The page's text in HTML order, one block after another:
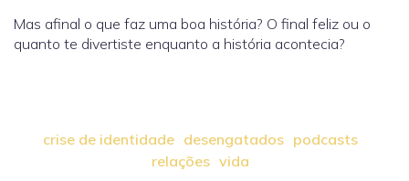
Mas afinal o que faz uma boa história? O final feliz ou o
quanto te divertiste enquanto a história acontecia?
crise de identidade desengatados podcasts
relações vida